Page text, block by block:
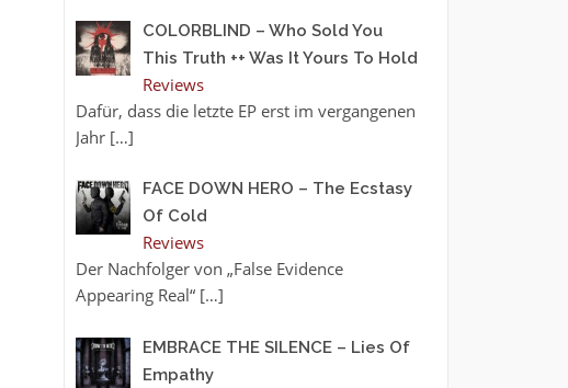
COLORBLIND – Who Sold You
This Truth ++ Was It Yours To Hold
Reviews
Dafür, dass die letzte EP erst im vergangenen
Jahr […]
FACE DOWN HERO – The Ecstasy
Of Cold
Reviews
Der Nachfolger von „False Evidence
Appearing Real“ […]
EMBRACE THE SILENCE – Lies Of
Empathy